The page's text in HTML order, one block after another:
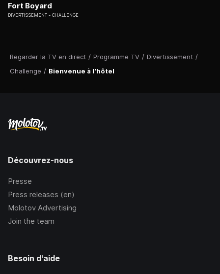
Regarder la TV en direct / Programme TV / Divertissement /
Challenge / Bienvenue à l'hôtel
Fort Boyard
DIVERTISSEMENT CHALLENGE
Découvrez-nous
Presse
Press releases (en)
Molotov Advertising
Join the team
Besoin d'aide